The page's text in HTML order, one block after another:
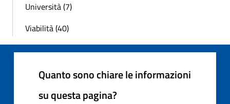
Università (7)
Viabilità (40)
Quanto sono chiare le informazioni
su questa pagina?